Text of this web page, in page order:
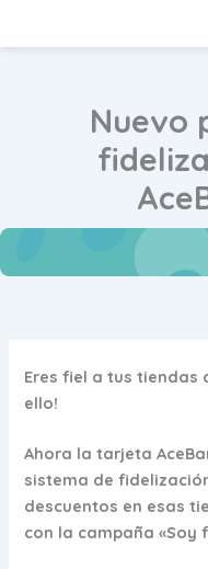
Nuevo
Eres fiel a tus tiendas
ello!
Ahora la tarjeta
sistema de
descuentos en esas
con la campaña «Soy